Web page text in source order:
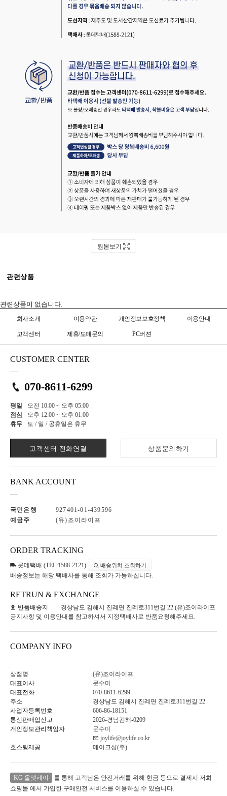
원본보기
관련상품
관련상품이 없습니다.
회사소개 이용약관 개인정보보호정책 이용안내
고객센터 제휴/도매문의 PC버젼
CUSTOMER CENTER
070-8611-6299
평일
오전 10:00 ~ 오후 05:00
점심
오후 12:00 ~ 오후 01:00
휴무
토 / 일 / 공휴일은 휴무
고객센터 전화연결 상품문의하기
BANK ACCOUNT
국민은행
927401-01-439596
예금주
(유)조이라이프
ORDER TRACKING
롯데택배 (TEL:1588-2121) 배송위치 조회하기
배송정보는 해당 택배사를 통해 조회가 가능하십니다.
RETRUN & EXCHANGE
반품배송지
경상남도 김해시 진례면 진례로311번길 22 (유)조이라이프
공지사항 및 이용안내를 참고하셔서 지정택배사로 반품요청해주세요.
COMPANY INFO
상점명
(유)조이라이프
대표이사
문수미
대표전화
070-8611-6299
주소
경상남도 김해시 진례면 진례로311번길 22
사업자등록번호
606-86-18151
통신판매업신고
2026-경남김해-0209
개인정보관리책임자
문수미
joylife@joylife.co.kr
호스팅제공
메이크샵(주)
KG 올앳페이
를 통해 고객님은 안전거래를 위해 현금 등으로 결제시 저희
쇼핑몰 에서 가입한 구매안전 서비스를 이용하실 수 있습니다.